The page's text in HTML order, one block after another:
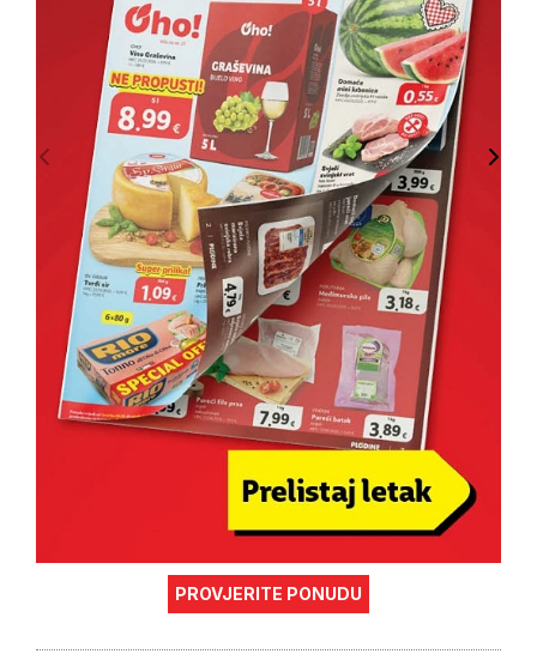
PROVJERITE PONUDU